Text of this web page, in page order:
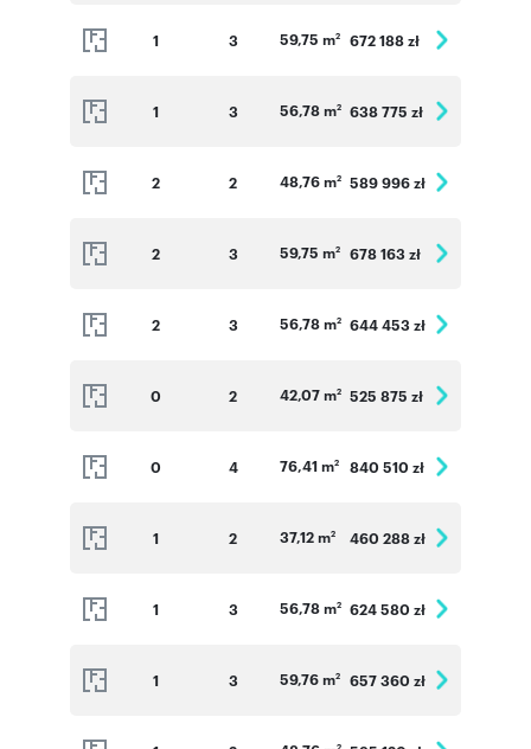
1 3 59,75 m2 672 188 zł
1 3 56,78 m2 638 775 zł
2 2 48,76 m2 589 996 zł
2 3 59,75 m2 678 163 zł
2 3 56,78 m2 644 453 zł
0 2 42,07 m2 525 875 zł
0 4 76,41 m2 840 510 zł
1 2 37,12 m2 460 288 zł
1 3 56,78 m2 624 580 zł
1 3 59,76 m2 657 360 zł
2